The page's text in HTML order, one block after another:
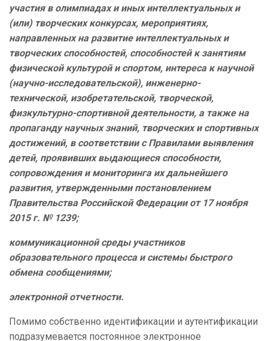
участия в олимпиадах и иных интеллектуальных и
(или) творческих конкурсах, мероприятиях,
направленных на развитие интеллектуальных и
творческих способностей, способностей к занятиям
физической культурой и спортом, интереса к научной
(научно-исследовательской), инженерно-
технической, изобретательской, творческой,
физкультурно-спортивной деятельности, а также на
пропаганду научных знаний, творческих и спортивных
достижений, в соответствии с Правилами выявления
детей, проявивших выдающиеся способности,
сопровождения и мониторинга их дальнейшего
развития, утвержденными постановлением
Правительства Российской Федерации от 17 ноября
2015 г. № 1239;
коммуникационной среды участников
образовательного процесса и системы быстрого
обмена сообщениями;
электронной отчетности.
Помимо собственно идентификации и аутентификации
подразумевается постоянное электронное